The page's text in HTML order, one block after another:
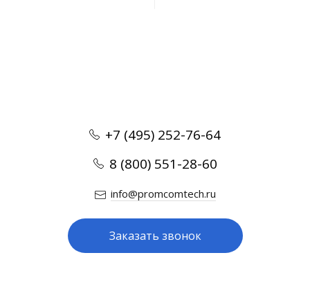
+7 (495) 252-76-64
8 (800) 551-28-60
info@promcomtech.ru
Заказать звонок